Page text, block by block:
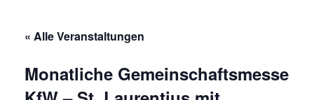
« Alle Veranstaltungen
Monatliche Gemeinschaftsmesse